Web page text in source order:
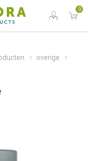
0
overige